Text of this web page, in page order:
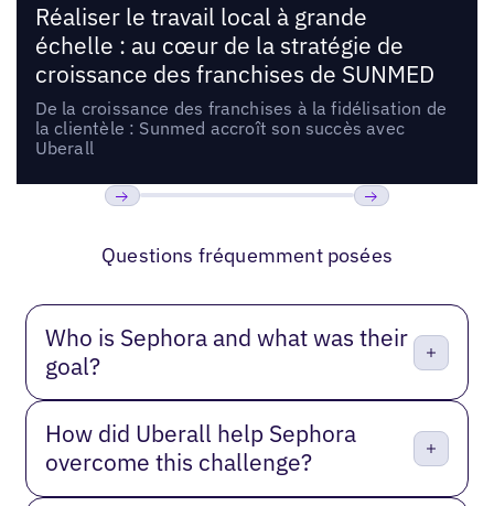
Réaliser le travail local à grande
échelle : au cœur de la stratégie de
croissance des franchises de SUNMED
De la croissance des franchises à la fidélisation de
la clientèle : Sunmed accroît son succès avec
Uberall
Questions fréquemment posées
Who is Sephora and what was their
goal?
How did Uberall help Sephora
overcome this challenge?